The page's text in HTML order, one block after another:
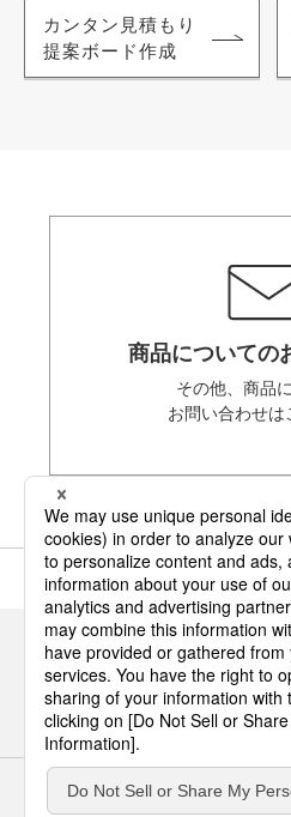
カンタン見積もり
提案ボード作成
商品についての
その他、商品
お問い合わせは
Panasonicの住まい・く
サイトのご利用にあたって
個人情報保護方針
パナ